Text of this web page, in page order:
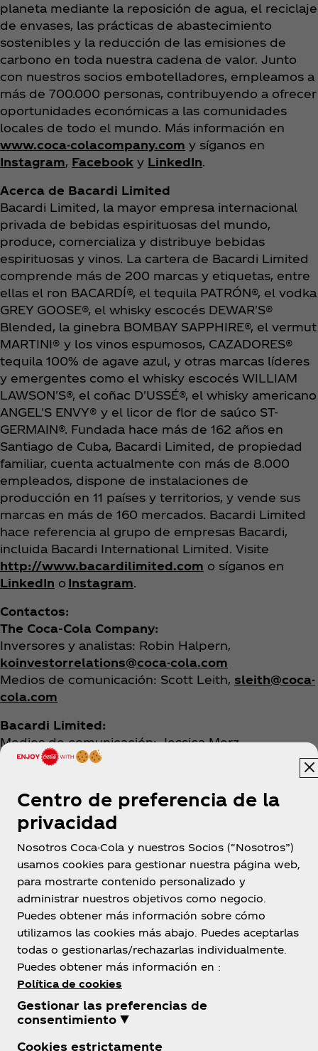
planeta mediante la reposición de agua, el reciclaje
de envases, las prácticas de abastecimiento
sostenibles y la reducción de las emisiones de
carbono en toda nuestra cadena de valor. Junto
con nuestros socios embotelladores, empleamos a
más de 700.000 personas, contribuyendo a ofrecer
oportunidades económicas a las comunidades
locales de todo el mundo. Más información en
www.coca-colacompany.com y síganos en
Instagram, Facebook y LinkedIn.
Acerca de Bacardi Limited
Bacardi Limited, la mayor empresa internacional
privada de bebidas espirituosas del mundo,
produce, comercializa y distribuye bebidas
espirituosas y vinos. La cartera de Bacardi Limited
comprende más de 200 marcas y etiquetas, entre
ellas el ron BACARDÍ®, el tequila PATRÓN®, el vodka
GREY GOOSE®, el whisky escocés DEWAR'S®
Blended, la ginebra BOMBAY SAPPHIRE®, el vermut
MARTINI® y los vinos espumosos, CAZADORES®
tequila 100% de agave azul, y otras marcas líderes
y emergentes como el whisky escocés WILLIAM
LAWSON'S®, el coñac D'USSÉ®, el whisky americano
ANGEL'S ENVY® y el licor de flor de saúco ST-
GERMAIN®. Fundada hace más de 162 años en
Santiago de Cuba, Bacardi Limited, de propiedad
familiar, cuenta actualmente con más de 8.000
empleados, dispone de instalaciones de
producción en 11 países y territorios, y vende sus
marcas en más de 160 mercados. Bacardi Limited
hace referencia al grupo de empresas Bacardi,
incluida Bacardi International Limited. Visite
http://www.bacardilimited.com o síganos en
LinkedIn o Instagram.
Contactos:
The Coca‑Cola Company:
Inversores y analistas: Robin Halpern,
koinvestorrelations@coca-cola.com
Medios de comunicación: Scott Leith, sleith@coca-
cola.com
Bacardi Limited:
Medios de comunicación: Jessica Merz,
jmerz@bacardi.com
México
Sobre nosotros
Centro de preferencia de la
privacidad
Nosotros Coca-Cola y nuestros Socios (“Nosotros”)
usamos cookies para gestionar nuestra página web,
para mostrarte contenido personalizado y
administrar nuestros objetivos como negocio.
Puedes obtener más información sobre cómo
utilizamos las cookies más abajo. Puedes aceptarlas
todas o gestionarlas/rechazarlas individualmente.
Puedes obtener más información en :
Política de cookies
Gestionar las preferencias de
consentimiento ▼
Cookies estrictamente